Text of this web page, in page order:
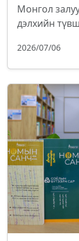
Монгол
дэлхийн
2026/07/06